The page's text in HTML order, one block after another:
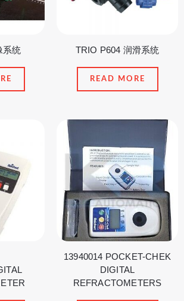
系统 TRIO P604 润滑系统
READ MORE
13940014 POCKET-CHEK
DIGITAL
REFRACTOMETERS